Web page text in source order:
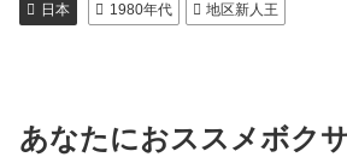
日本 1980年代 地区新人王
あなたにおススメボク